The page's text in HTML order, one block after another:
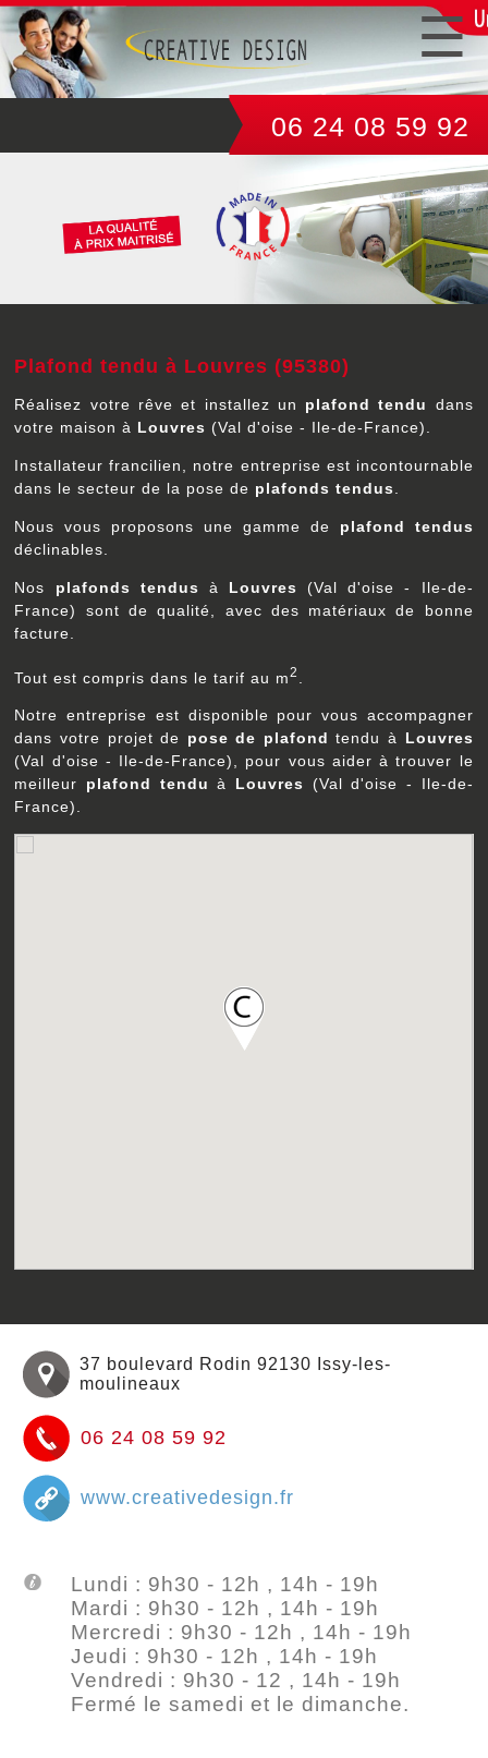
06 24 08 59 92
Plafond tendu à Louvres (95380)
Réalisez votre rêve et installez un plafond tendu
dans
votre maison à Louvres (Val d'oise - Ile-de-France).
Installateur francilien, notre entreprise est incontournable
dans le secteur de la pose de plafonds tendus
Nous vous proposons une gamme de plafond tendus
déclinables.
Nos plafonds tendus à Louvres
(Val d'oise - Ile-de-
France) sont de qualité, avec des matériaux de bonne
facture.
Tout est compris dans le tarif au m2
Notre entreprise est disponible pour vous accompagner
dans votre projet de pose de plafond tendu à Louvres
(Val d'oise - Ile-de-France), pour vous aider à trouver le
meilleur plafond tendu à Louvres
(Val d'oise - Ile-de-
France).
37 boulevard Rodin 92130
Issy-les-
moulineaux
06 24 08 59 92
www.creativedesign.fr
Lundi : 9h30 - 12h , 14h - 19h
Mardi : 9h30 - 12h , 14h - 19h
Mercredi : 9h30 - 12h , 14h - 19h
Jeudi : 9h30 - 12h , 14h - 19h
Vendredi : 9h30 - 12 , 14h - 19h
Fermé le samedi et le dimanche.